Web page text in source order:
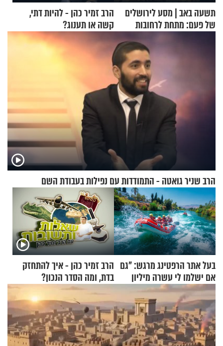
תשעה באב | מסע לירושלים
של פעם: מתחת לרחובות
הרב זמיר כהן - להיות דתי,
קשה או תענוג?
הרב שניר גואטה - התמודדות עם נפילות בעבודת השם
בעל אתר הרפטינג מרגש: "גם
אם ישלמו לי עשרה מיליון
שקלים - לא אפתח בשבת"
הרב זמיר כהן - איך להתחזק
בדת, ומה הסדר הנכון?